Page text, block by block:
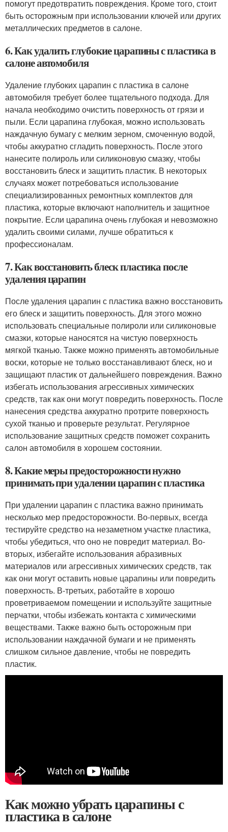
помогут предотвратить повреждения. Кроме того, стоит
быть осторожным при использовании ключей или других
металлических предметов в салоне.
6. Как удалить глубокие царапины с пластика в
салоне автомобиля
Удаление глубоких царапин с пластика в салоне
автомобиля требует более тщательного подхода. Для
начала необходимо очистить поверхность от грязи и
пыли. Если царапина глубокая, можно использовать
наждачную бумагу с мелким зерном, смоченную водой,
чтобы аккуратно сгладить поверхность. После этого
нанесите полироль или силиконовую смазку, чтобы
восстановить блеск и защитить пластик. В некоторых
случаях может потребоваться использование
специализированных ремонтных комплектов для
пластика, которые включают наполнитель и защитное
покрытие. Если царапина очень глубокая и невозможно
удалить своими силами, лучше обратиться к
профессионалам.
7. Как восстановить блеск пластика после
удаления царапин
После удаления царапин с пластика важно восстановить
его блеск и защитить поверхность. Для этого можно
использовать специальные полироли или силиконовые
смазки, которые наносятся на чистую поверхность
мягкой тканью. Также можно применять автомобильные
воски, которые не только восстанавливают блеск, но и
защищают пластик от дальнейшего повреждения. Важно
избегать использования агрессивных химических
средств, так как они могут повредить поверхность. После
нанесения средства аккуратно протрите поверхность
сухой тканью и проверьте результат. Регулярное
использование защитных средств поможет сохранить
салон автомобиля в хорошем состоянии.
8. Какие меры предосторожности нужно
принимать при удалении царапин с пластика
При удалении царапин с пластика важно принимать
несколько мер предосторожности. Во-первых, всегда
тестируйте средство на незаметном участке пластика,
чтобы убедиться, что оно не повредит материал. Во-
вторых, избегайте использования абразивных
материалов или агрессивных химических средств, так
как они могут оставить новые царапины или повредить
поверхность. В-третьих, работайте в хорошо
проветриваемом помещении и используйте защитные
перчатки, чтобы избежать контакта с химическими
веществами. Также важно быть осторожным при
использовании наждачной бумаги и не применять
слишком сильное давление, чтобы не повредить
пластик.
Как можно убрать царапины с
пластика в салоне